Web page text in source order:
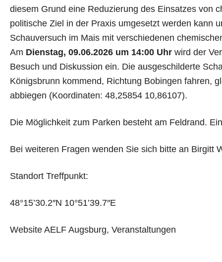
diesem Grund eine Reduzierung des Einsatzes von
politische Ziel in der Praxis umgesetzt werden kann
Schauversuch im Mais mit verschiedenen
Am Dienstag, 09.06.2026 um 14:00 Uhr wird der
Besuch und Diskussion ein. Die ausgeschilderte
Königsbrunn kommend, Richtung Bobingen fahren,
abbiegen (Koordinaten: 48,25854 10,86107).
Die Möglichkeit zum Parken besteht am Feldrand.
Bei weiteren Fragen wenden Sie sich bitte an Birgitt
Standort Treffpunkt:
48°15’30.2″N 10°51’39.7″E
Website AELF Augsburg, Veranstaltungen